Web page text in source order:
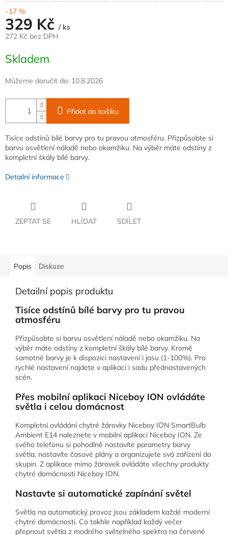
–17 %
329 Kč / ks
272 Kč bez DPH
cena:
Skladem
Můžeme doručit do: 10.8.2026
Přidat do košíku
Tisíce odstínů bílé barvy pro tu pravou atmosféru. Přizpůsobte si
barvu osvětlení náladě nebo okamžiku. Na výběr máte odstíny z
kompletní škály bílé barvy.
Detailní informace
ZEPTAT SE HLÍDAT SDÍLET
Popis Diskuze
Detailní popis produktu
Tisíce odstínů bílé barvy pro tu pravou
atmosféru
Přizpůsobte si barvu osvětlení náladě nebo okamžiku. Na
výběr máte odstíny z kompletní škály bílé barvy. Kromě
samotné barvy je k dispozici nastavení i jasu (1-100%). Pro
rychlé nastavení najdete v aplikaci i sadu přednastavených
scén.
Přes mobilní aplikaci Niceboy ION ovládáte
světla i celou domácnost
Kompletní ovládání chytré žárovky Niceboy ION SmartBulb
Ambient E14 naleznete v mobilní aplikaci Niceboy ION. Ze
svého telefonu si pohodlně nastavíte parametry barvy
světla, nastavíte časové plány a organizujete svá zařízení do
skupin. Z aplikace mimo žárovek ovládáte všechny produkty
chytré domácnosti Niceboy ION.
Nastavte si automatické zapínání světel
Světla na automatický provoz jsou základem každé moderní
chytré domácnosti. Co takhle například každý večer
přepnout světla z modrého světelného spektra na červené